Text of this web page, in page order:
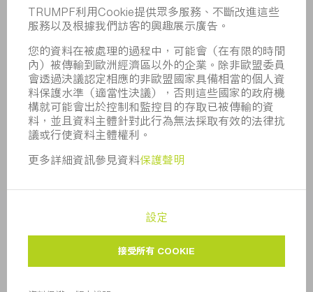
合規
舉報系統
新聞稿
雜誌
可持續性
環境和氣候
社會和公共事務
企業管理
版本說明 資料保護 版權與商標
一般條款
隱私設定